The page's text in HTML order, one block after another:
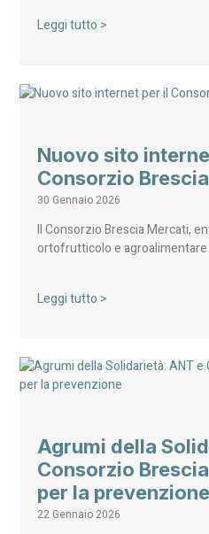
Leggi tutto >
Nuovo sito
Consorzio
30 Gennaio 2026
Il Consorzio Brescia Mercati,
ortofrutticolo e
Leggi tutto >
Agrumi della
Consorzio
per la prevenzione
22 Gennaio 2026